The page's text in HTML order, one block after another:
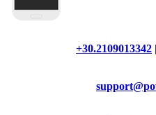
+30.2109013342